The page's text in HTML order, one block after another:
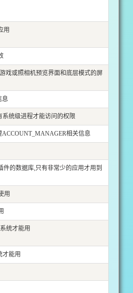
用
戏或照相机预览界面和底层模式的屏
息
统级进程才能访问的权限
相关信息
件的数据库,只有非常少的应用才用到
用
统才能用
才能用